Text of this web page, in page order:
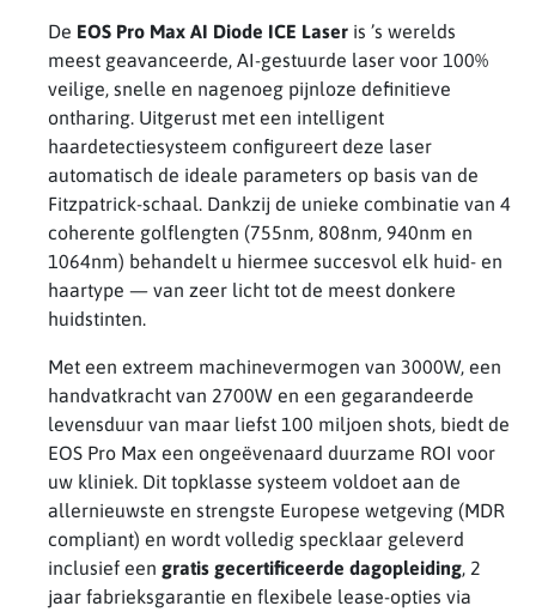
De EOS Pro Max AI Diode ICE Laser is ’s werelds
meest geavanceerde, AI-gestuurde laser voor 100%
veilige, snelle en nagenoeg pijnloze definitieve
ontharing. Uitgerust met een intelligent
haardetectiesysteem configureert deze laser
automatisch de ideale parameters op basis van de
Fitzpatrick-schaal. Dankzij de unieke combinatie van 4
coherente golflengten (755nm, 808nm, 940nm en
1064nm) behandelt u hiermee succesvol elk huid- en
haartype — van zeer licht tot de meest donkere
huidstinten.
Met een extreem machinevermogen van 3000W, een
handvatkracht van 2700W en een gegarandeerde
levensduur van maar liefst 100 miljoen shots, biedt de
EOS Pro Max een ongeëvenaard duurzame ROI voor
uw kliniek. Dit topklasse systeem voldoet aan de
allernieuwste en strengste Europese wetgeving (MDR
compliant) en wordt volledig specklaar geleverd
inclusief een gratis gecertificeerde dagopleiding, 2
jaar fabrieksgarantie en flexibele lease-opties via